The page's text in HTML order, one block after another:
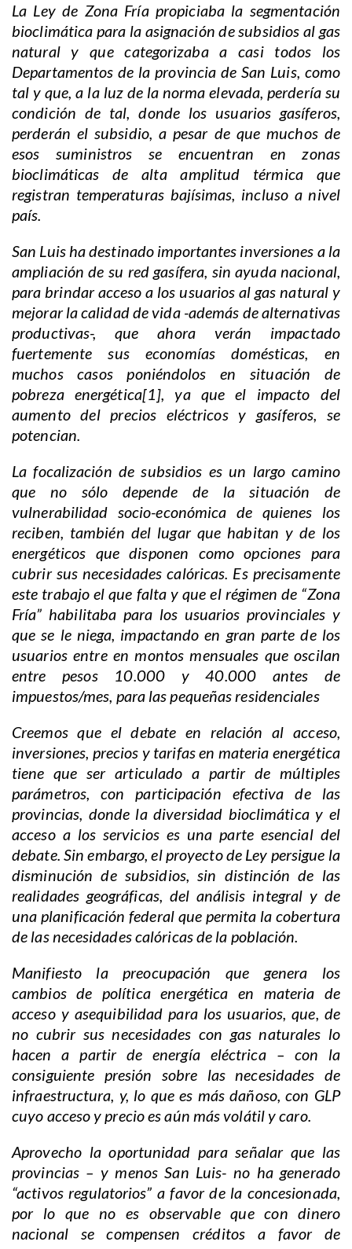
La Ley de Zona Fría propiciaba la segmentación
bioclimática para la asignación de subsidios al gas
natural y que categorizaba a casi todos los
Departamentos de la provincia de San Luis, como
tal y que, a la luz de la norma elevada, perdería su
condición de tal, donde los usuarios gasíferos,
perderán el subsidio, a pesar de que muchos de
esos suministros se encuentran en zonas
bioclimáticas de alta amplitud térmica que
registran temperaturas bajísimas, incluso a nivel
país.
San Luis ha destinado importantes inversiones a la
ampliación de su red gasífera, sin ayuda nacional,
para brindar acceso a los usuarios al gas natural y
mejorar la calidad de vida -además de alternativas
productivas-, que ahora verán impactado
fuertemente sus economías domésticas, en
muchos casos poniéndolos en situación de
pobreza energética[1], ya que el impacto del
aumento del precios eléctricos y gasíferos, se
potencian.
La focalización de subsidios es un largo camino
que no sólo depende de la situación de
vulnerabilidad socio-económica de quienes los
reciben, también del lugar que habitan y de los
energéticos que disponen como opciones para
cubrir sus necesidades calóricas. Es precisamente
este trabajo el que falta y que el régimen de “Zona
Fría” habilitaba para los usuarios provinciales y
que se le niega, impactando en gran parte de los
usuarios entre en montos mensuales que oscilan
entre pesos 10.000 y 40.000 antes de
impuestos/mes, para las pequeñas residenciales
Creemos que el debate en relación al acceso,
inversiones, precios y tarifas en materia energética
tiene que ser articulado a partir de múltiples
parámetros, con participación efectiva de las
provincias, donde la diversidad bioclimática y el
acceso a los servicios es una parte esencial del
debate. Sin embargo, el proyecto de Ley persigue la
disminución de subsidios, sin distinción de las
realidades geográficas, del análisis integral y de
una planificación federal que permita la cobertura
de las necesidades calóricas de la población.
Manifiesto la preocupación que genera los
cambios de política energética en materia de
acceso y asequibilidad para los usuarios, que, de
no cubrir sus necesidades con gas naturales lo
hacen a partir de energía eléctrica – con la
consiguiente presión sobre las necesidades de
infraestructura, y, lo que es más dañoso, con GLP
cuyo acceso y precio es aún más volátil y caro.
Aprovecho la oportunidad para señalar que las
provincias – y menos San Luis- no ha generado
“activos regulatorios” a favor de la concesionada,
por lo que no es observable que con dinero
nacional se compensen créditos a favor de